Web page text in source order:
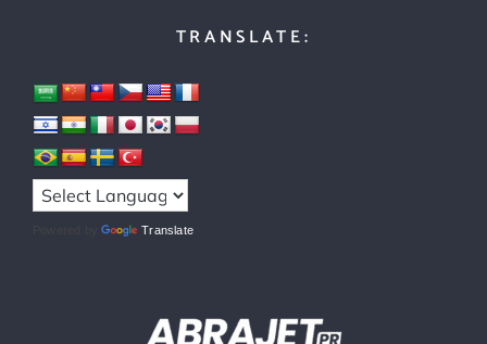
TRANSLATE:
Powered by Translate